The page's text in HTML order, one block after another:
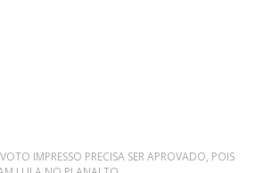
VOTO IMPRESSO PRECISA SER APROVADO, POIS